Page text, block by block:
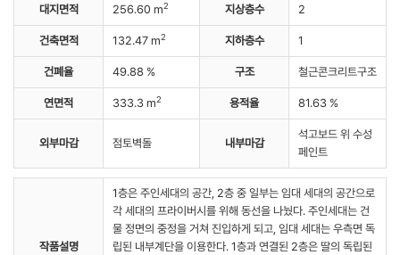
대지면적 256.60 m2 지상층수 2
건축면적 132.47 m2 지하층수 1
건폐율 49.88 % 구조 철근콘크리트구조
연면적 333.3 m2 용적율 81.63 %
외부마감 점토벽돌 내부마감
석고보드 위 수성
페인트
작품설명
1층은 주인세대의 공간, 2층 중 일부는 임대 세대의 공간으로
각 세대의 프라이버시를 위해 동선을 나눴다. 주인세대는 건
물 정면의 중정을 거쳐 진입하게 되고, 임대 세대는 우측면 독
립된 내부계단을 이용한다. 1층과 연결된 2층은 딸의 독립된